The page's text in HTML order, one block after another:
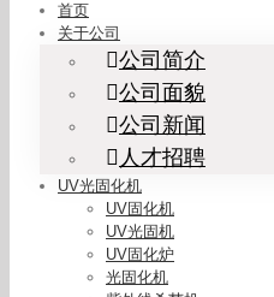
首页
关于公司
公司简介
公司面貌
公司新闻
人才招聘
UV光固化机
UV固化机
UV光固机
UV固化炉
光固化机